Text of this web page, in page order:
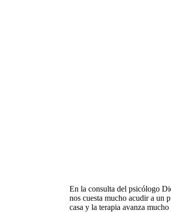
En la consulta del psicólogo
nos cuesta mucho acudir a un
casa y la terapia avanza